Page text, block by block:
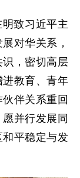
致习近平主
对华关系，
，密切高层
教育、青年
伴关系重回
并行发展同
平稳定与发